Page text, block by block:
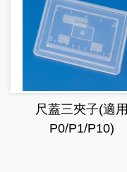
尺蓋三夾子(適用
P0/P1/P10)